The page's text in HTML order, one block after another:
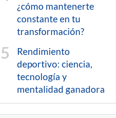
¿cómo mantenerte
constante en tu
transformación?
Rendimiento
deportivo: ciencia,
tecnología y
mentalidad ganadora